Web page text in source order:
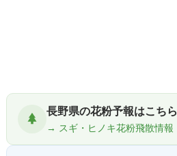
長野県の花粉予報はこちら
→ スギ・ヒノキ花粉飛散情報